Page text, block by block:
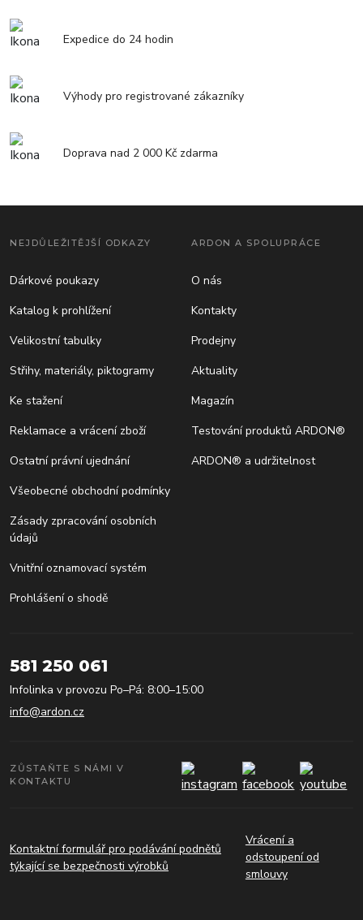
Expedice do 24 hodin
Výhody pro registrované zákazníky
Doprava nad 2 000 Kč zdarma
NEJDŮLEŽITĚJŠÍ ODKAZY
Dárkové poukazy
Katalog k prohlížení
Velikostní tabulky
Střihy, materiály, piktogramy
Ke stažení
Reklamace a vrácení zboží
Ostatní právní ujednání
Všeobecné obchodní podmínky
Zásady zpracování osobních
údajů
Vnitřní oznamovací systém
Prohlášení o shodě
ARDON A SPOLUPRÁCE
O nás
Kontakty
Prodejny
Aktuality
Magazín
Testování produktů ARDON®
ARDON® a udržitelnost
581 250 061
Infolinka v provozu Po–Pá: 8:00–15:00
info@ardon.cz
ZŮSTAŇTE S NÁMI V
KONTAKTU
Kontaktní formulář pro podávání podnětů
týkající se bezpečnosti výrobků
Vrácení a
odstoupení od
smlouvy